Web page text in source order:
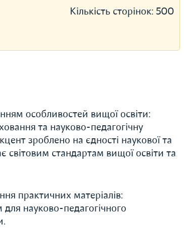
Кількість сторінок: 500
особливостей вищої освіти:
та науково-педагогічну
зроблено на єдності наукової та
світовим стандартам вищої освіти та
практичних матеріалів:
науково-педагогічного